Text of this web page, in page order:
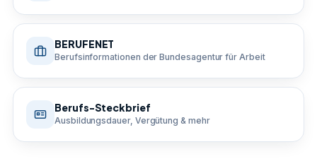
BERUFENET
Berufsinformationen der Bundesagentur für Arbeit
Berufs-Steckbrief
Ausbildungsdauer, Vergütung & mehr